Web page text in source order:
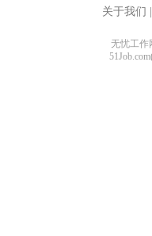
关于我们
无忧工作